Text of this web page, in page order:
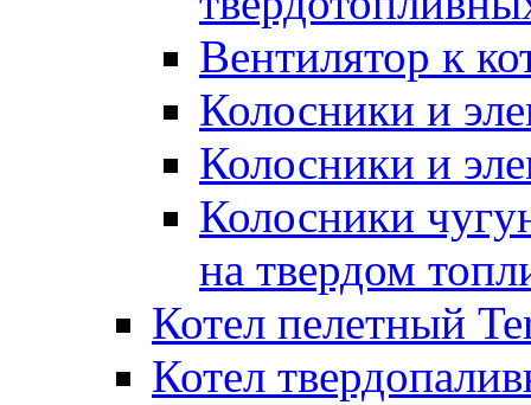
Вентилятор к
Колосники и
Колосники и
Колосники
на твердом
Котел пелетный
Котел